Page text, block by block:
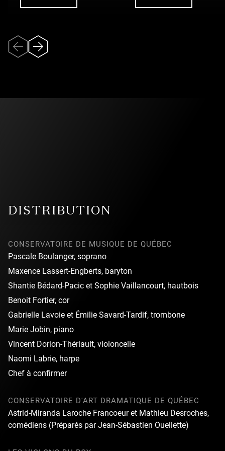
Jean BARRETTE* : Le jeu
Charles GAGNON* : Maison fermée
DISTRIBUTION
CONSERVATOIRE DE MUSIQUE DE QUÉBEC
Pascale Boulanger, soprano
Maxence Lassert-Engberts, baryton
Shantie Bédard-Pacic et Sophie Vaillancourt, hautbois
Benoit Fortier, cor
Gabrielle Lavoie et Émilie Savard-Tardif, trombone
Marie Jobin, piano
Vincent Dorion-Thériault, violoncelle
Naomi Labrie, harpe
Chef à confirmer
CONSERVATOIRE D'ART DRAMATIQUE DE QUÉBEC
Astrid-Miranda Laroche Francoeur et Mathieu Desroches,
comédiens (Préparés par Jean-Sébastien Ouellette)